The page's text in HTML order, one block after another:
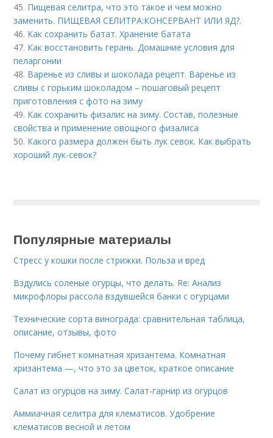
45. Пищевая селитра, что это такое и чем можно
заменить. ПИЩЕВАЯ СЕЛИТРА:КОНСЕРВАНТ ИЛИ ЯД?.
46. Как сохранить батат. Хранение батата
47. Как восстановить герань. Домашние условия для
пеларгонии
48. Варенье из сливы и шоколада рецепт. Варенье из
сливы с горьким шоколадом – пошаговый рецепт
приготовления с фото на зиму
49. Как сохранить физалис на зиму. Состав, полезные
свойства и применение овощного физалиса
50. Какого размера должен быть лук севок. Как выбрать
хороший лук-севок?
Популярные материалы
Стресс у кошки после стрижки. Польза и вред
Вздулись соленые огурцы, что делать. Re: Анализ
микрофлоры рассола вздувшейся банки с огурцами
Технические сорта винограда: сравнительная таблица,
описание, отзывы, фото
Почему гибнет комнатная хризантема. Комнатная
хризантема —, что это за цветок, краткое описание
Салат из огурцов на зиму. Салат-гарнир из огурцов
Аммиачная селитра для клематисов. Удобрение
клематисов весной и летом